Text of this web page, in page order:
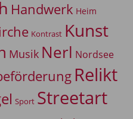
Handwerk Heim
Kontrast Kunst
Musik Nerl Nordsee
Relikt
Sport Streetart